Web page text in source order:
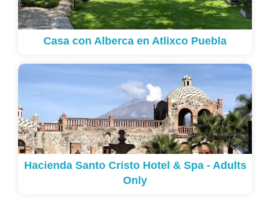
Casa con Alberca en Atlixco Puebla
Hacienda Santo Cristo Hotel & Spa - Adults
Only